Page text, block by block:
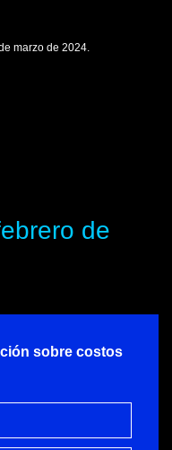
marzo de 2024.
de
sobre costos